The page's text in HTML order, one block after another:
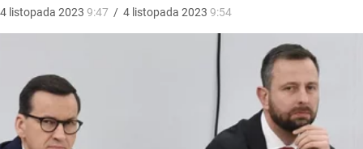
4 listopada 2023 9:47 / 4 listopada 2023 9:54